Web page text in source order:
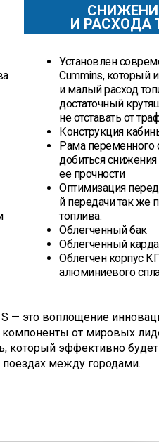
И РАСХОДА
Установлен
Cummins, который
и малый расход
достаточный
не отставать от
Конструкция
Рама переменного
добиться снижения
ее прочности
Оптимизация
й передачи так же
топлива.
Облегченный бак
Облегченный
Облегчен корпус
алюминиевого
— это воплощение
от мировых
который эффективно будет
поездах между городами.